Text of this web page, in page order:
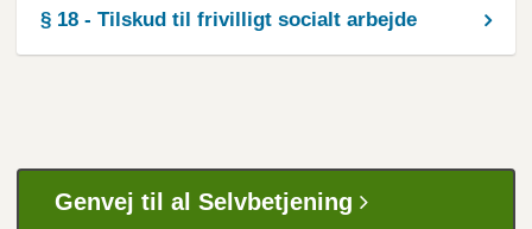
§ 18 - Tilskud til frivilligt socialt arbejde
Genvej til al Selvbetjening